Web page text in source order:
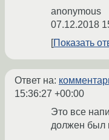
anonymous
07.12.2018
Показать
Ответ на:
15:36:27 +00:00
Это все
должен был